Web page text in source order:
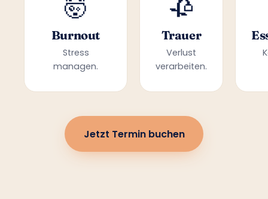
🤯
Burnout
Stress
managen.
🥀
Trauer
Verlust
verarbeiten.
Jetzt Termin buchen